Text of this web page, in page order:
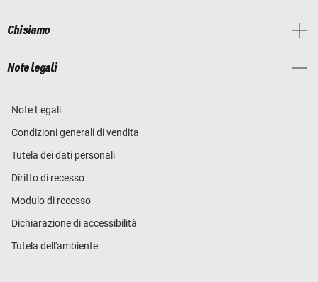
Chi siamo
Note legali
Note Legali
Condizioni generali di vendita
Tutela dei dati personali
Diritto di recesso
Modulo di recesso
Dichiarazione di accessibilità
Tutela dell'ambiente